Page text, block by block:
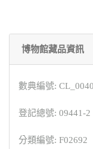
博物館藏品資訊
數典編號:
登記總號: 09441-2
分類編號: F02692